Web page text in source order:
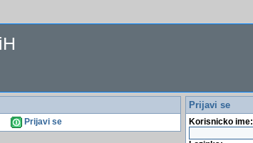
Prijavi se
Prijavi se
Korisnicko ime: